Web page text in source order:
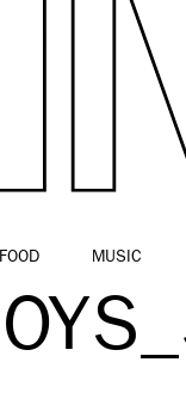
FOOD MUSIC